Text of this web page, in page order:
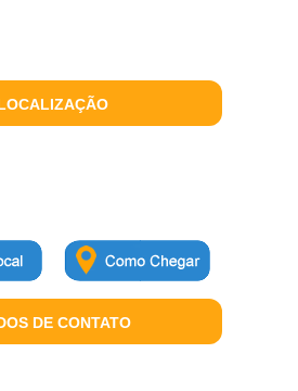
DE CONTATO